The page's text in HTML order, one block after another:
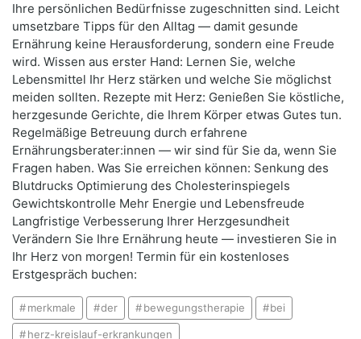
Ihre persönlichen Bedürfnisse zugeschnitten sind. Leicht
umsetzbare Tipps für den Alltag — damit gesunde
Ernährung keine Herausforderung, sondern eine Freude
wird. Wissen aus erster Hand: Lernen Sie, welche
Lebensmittel Ihr Herz stärken und welche Sie möglichst
meiden sollten. Rezepte mit Herz: Genießen Sie köstliche,
herzgesunde Gerichte, die Ihrem Körper etwas Gutes tun.
Regelmäßige Betreuung durch erfahrene
Ernährungsberater:innen — wir sind für Sie da, wenn Sie
Fragen haben. Was Sie erreichen können: Senkung des
Blutdrucks Optimierung des Cholesterinspiegels
Gewichtskontrolle Mehr Energie und Lebensfreude
Langfristige Verbesserung Ihrer Herzgesundheit
Verändern Sie Ihre Ernährung heute — investieren Sie in
Ihr Herz von morgen! Termin für ein kostenloses
Erstgespräch buchen:
merkmale der bewegungstherapie bei
herz-kreislauf-erkrankungen